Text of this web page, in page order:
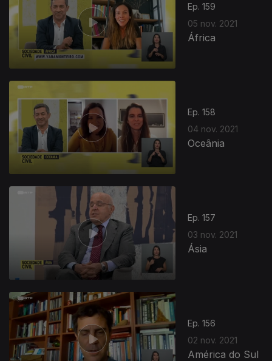
Ep. 159
05 nov. 2021
África
Ep. 158
04 nov. 2021
Oceânia
Ep. 157
03 nov. 2021
Ásia
Ep. 156
02 nov. 2021
América do Sul